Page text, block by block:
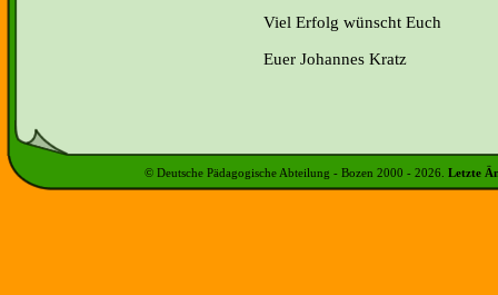
Viel Erfolg wünscht Euch
Euer Johannes Kratz
© Deutsche Pädagogische Abteilung - Bozen 2000 - 2026 Letzte